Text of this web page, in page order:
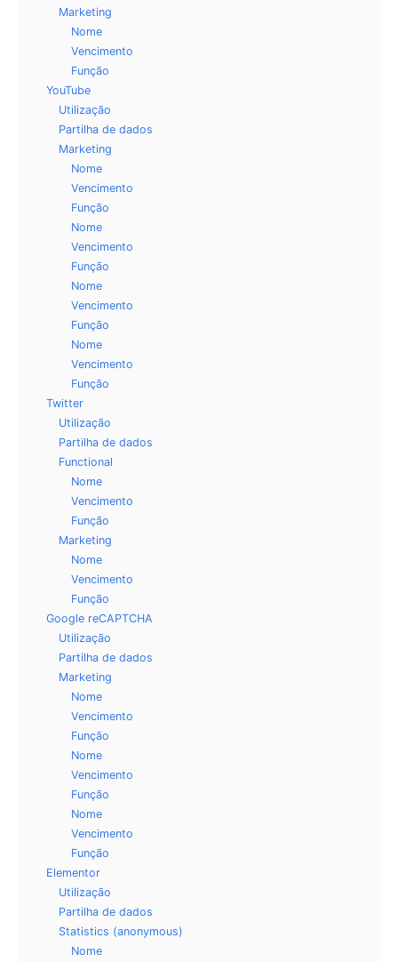
Marketing
Nome
Vencimento
Função
YouTube
Utilização
Partilha de dados
Marketing
Nome
Vencimento
Função
Nome
Vencimento
Função
Nome
Vencimento
Função
Nome
Vencimento
Função
Twitter
Utilização
Partilha de dados
Functional
Nome
Vencimento
Função
Marketing
Nome
Vencimento
Função
Google reCAPTCHA
Utilização
Partilha de dados
Marketing
Nome
Vencimento
Função
Nome
Vencimento
Função
Nome
Vencimento
Função
Elementor
Utilização
Partilha de dados
Statistics (anonymous)
Nome